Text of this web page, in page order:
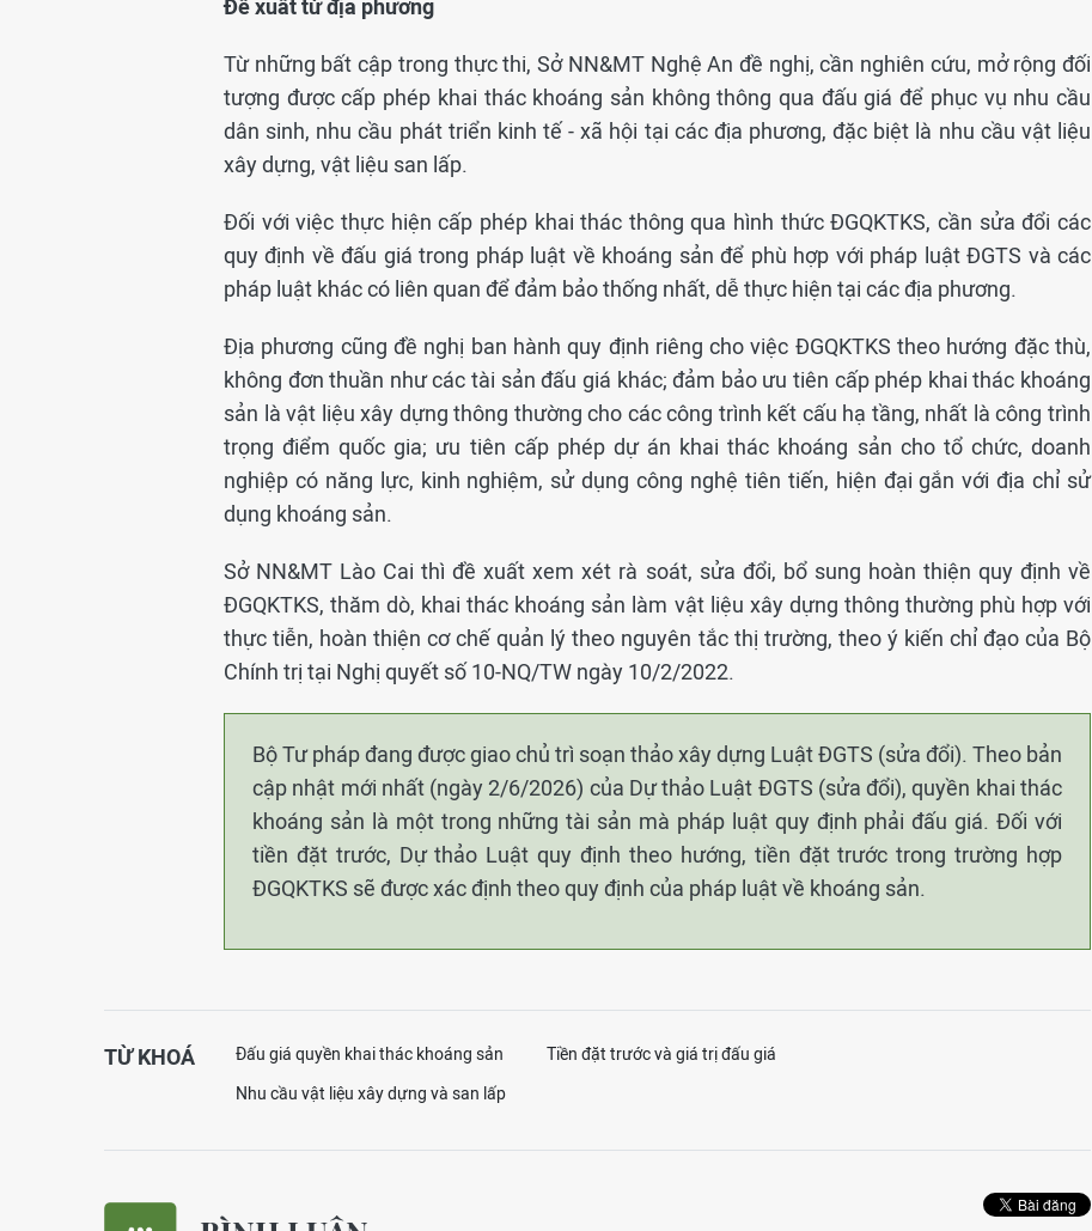
Đề xuất từ địa phương
Từ những bất cập trong thực thi, Sở NN&MT Nghệ An đề nghị, cần nghiên cứu, mở rộng đối
tượng được cấp phép khai thác khoáng sản không thông qua đấu giá để phục vụ nhu cầu
dân sinh, nhu cầu phát triển kinh tế - xã hội tại các địa phương, đặc biệt là nhu cầu vật liệu
xây dựng, vật liệu san lấp.
Đối với việc thực hiện cấp phép khai thác thông qua hình thức ĐGQKTKS, cần sửa đổi các
quy định về đấu giá trong pháp luật về khoáng sản để phù hợp với pháp luật ĐGTS và các
pháp luật khác có liên quan để đảm bảo thống nhất, dễ thực hiện tại các địa phương.
Địa phương cũng đề nghị ban hành quy định riêng cho việc ĐGQKTKS theo hướng đặc thù,
không đơn thuần như các tài sản đấu giá khác; đảm bảo ưu tiên cấp phép khai thác khoáng
sản là vật liệu xây dựng thông thường cho các công trình kết cấu hạ tầng, nhất là công trình
trọng điểm quốc gia; ưu tiên cấp phép dự án khai thác khoáng sản cho tổ chức, doanh
nghiệp có năng lực, kinh nghiệm, sử dụng công nghệ tiên tiến, hiện đại gắn với địa chỉ sử
dụng khoáng sản.
Sở NN&MT Lào Cai thì đề xuất xem xét rà soát, sửa đổi, bổ sung hoàn thiện quy định về
ĐGQKTKS, thăm dò, khai thác khoáng sản làm vật liệu xây dựng thông thường phù hợp với
thực tiễn, hoàn thiện cơ chế quản lý theo nguyên tắc thị trường, theo ý kiến chỉ đạo của Bộ
Chính trị tại Nghị quyết số 10-NQ/TW ngày 10/2/2022.
Bộ Tư pháp đang được giao chủ trì soạn thảo xây dựng Luật ĐGTS (sửa đổi). Theo bản
cập nhật mới nhất (ngày 2/6/2026) của Dự thảo Luật ĐGTS (sửa đổi), quyền khai thác
khoáng sản là một trong những tài sản mà pháp luật quy định phải đấu giá. Đối với
tiền đặt trước, Dự thảo Luật quy định theo hướng, tiền đặt trước trong trường hợp
ĐGQKTKS sẽ được xác định theo quy định của pháp luật về khoáng sản.
TỪ KHOÁ Đấu giá quyền khai thác khoáng sản Tiền đặt trước và giá trị đấu giá
Nhu cầu vật liệu xây dựng và san lấp